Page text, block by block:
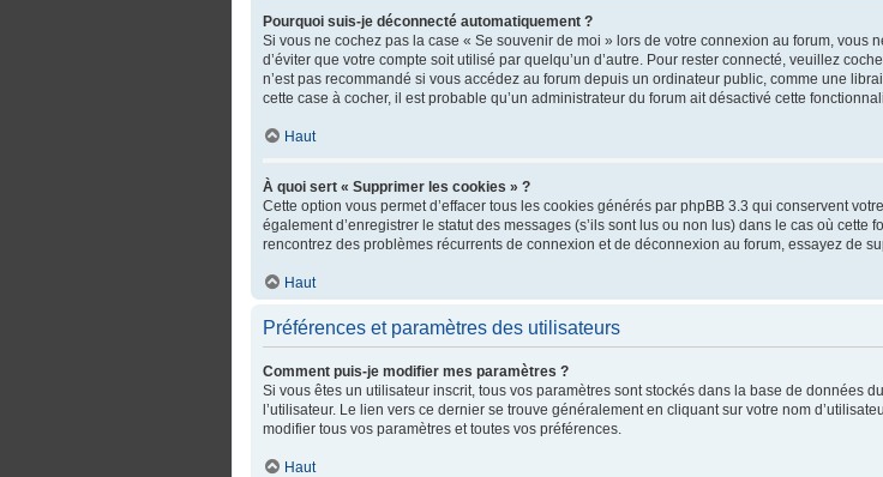
Pourquoi suis-je déconnecté automatiquement ?
Si vous ne cochez pas la case « Se souvenir de moi » lors de votre connexion au forum,
d’éviter que votre compte soit utilisé par quelqu’un d’autre. Pour rester connecté, veuillez
n’est pas recommandé si vous accédez au forum depuis un ordinateur public, comme une
cette case à cocher, il est probable qu’un administrateur du forum ait désactivé cette
Haut
À quoi sert « Supprimer les cookies » ?
Cette option vous permet d’effacer tous les cookies générés par phpBB 3.3 qui conservent
également d’enregistrer le statut des messages (s’ils sont lus ou non lus) dans le cas où
rencontrez des problèmes récurrents de connexion et de déconnexion au forum, essayez de
Haut
Préférences et paramètres des utilisateurs
Comment puis-je modifier mes paramètres ?
Si vous êtes un utilisateur inscrit, tous vos paramètres sont stockés dans la base de données
l’utilisateur. Le lien vers ce dernier se trouve généralement en cliquant sur votre nom
modifier tous vos paramètres et toutes vos préférences.
Haut